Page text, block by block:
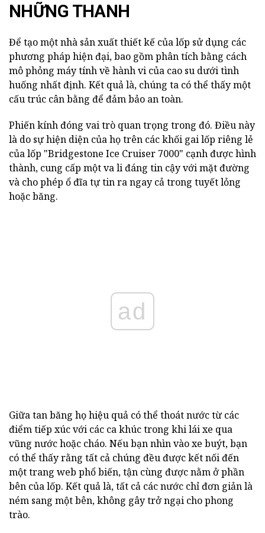
NHỮNG THANH
Để tạo một nhà sản xuất thiết kế của lốp sử dụng các
phương pháp hiện đại, bao gồm phân tích bằng cách
mô phỏng máy tính về hành vi của cao su dưới tình
huống nhất định. Kết quả là, chúng ta có thể thấy một
cấu trúc cân bằng để đảm bảo an toàn.
Phiến kính đóng vai trò quan trọng trong đó. Điều này
là do sự hiện diện của họ trên các khối gai lốp riêng lẻ
của lốp "Bridgestone Ice Cruiser 7000" cạnh được hình
thành, cung cấp một va li đáng tin cậy với mặt đường
và cho phép ổ đĩa tự tin ra ngay cả trong tuyết lỏng
hoặc băng.
ad
Giữa tan băng họ hiệu quả có thể thoát nước từ các
điểm tiếp xúc với các ca khúc trong khi lái xe qua
vũng nước hoặc cháo. Nếu bạn nhìn vào xe buýt, bạn
có thể thấy rằng tất cả chúng đều được kết nối đến
một trang web phổ biến, tận cùng được nằm ở phần
bên của lốp. Kết quả là, tất cả các nước chỉ đơn giản là
ném sang một bên, không gây trở ngại cho phong
trào.